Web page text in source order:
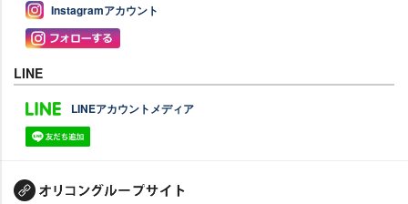
Instagramアカウント
LINE
LINEアカウントメディア